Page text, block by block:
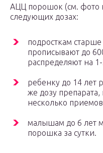
АЦЦ порошок (см. фото
следующих дозах:
подросткам
прописывают до
распределяют на
ребенку до 14 лет
же дозу
несколько
малышам до 6 лет
порошка за сутки.